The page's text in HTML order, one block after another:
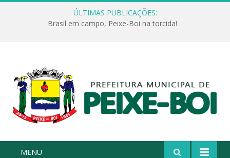
ÚLTIMAS PUBLICAÇÕES:
Brasil em campo, Peixe-Boi na torcida!
MENU